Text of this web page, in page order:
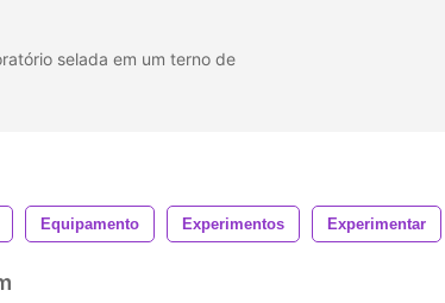
selada em um terno de
Equipamento Experimentos Experimentar